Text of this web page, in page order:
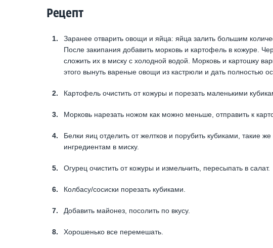
Рецепт
Заранее отварить овощи и яйца: яйца залить большим
После закипания добавить морковь и картофель в кожуре.
сложить их в миску с холодной водой. Морковь и картошку
этого вынуть вареные овощи из кастрюли и дать полностью
Картофель очистить от кожуры и порезать маленькими
Морковь нарезать ножом как можно меньше, отправить к
Белки яиц отделить от желтков и порубить кубиками, такие
ингредиентам в миску.
Огурец очистить от кожуры и измельчить, пересыпать в салат.
Колбасу/сосиски порезать кубиками.
Добавить майонез, посолить по вкусу.
Хорошенько все перемешать.